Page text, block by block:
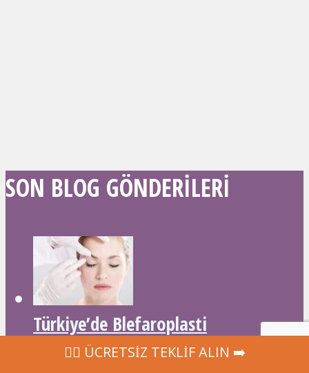
SON BLOG GÖNDERILERI
Türkiye’de Blefaroplasti
‍👩‍⚕ ÜCRETSİZ TEKLİF ALIN ➡️